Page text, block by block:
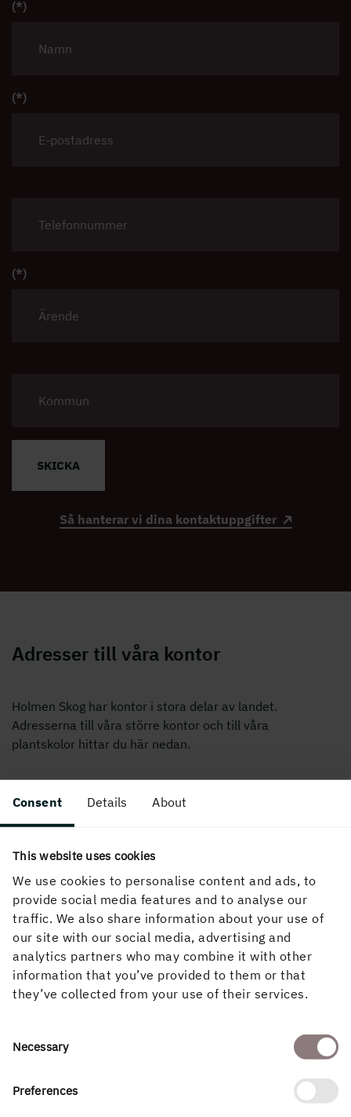
Consent Details About
This website uses cookies
We use cookies to personalise content and ads, to
provide social media features and to analyse our
traffic. We also share information about your use of
our site with our social media, advertising and
analytics partners who may combine it with other
information that you’ve provided to them or that
they’ve collected from your use of their services.
Consent
Necessary
Preferences
SKICKA
Så hanterar vi dina kontaktuppgifter
Adresser till våra kontor
Holmen Skog har kontor i stora delar av landet.
Adresserna till våra större kontor och till våra
plantskolor hittar du här nedan.
HUVUDKONTOR HOLMEN SKOG
0660-377 400
Hörneborgsvägen 6
891 80 Örnsköldsvik
BOLLNÄS